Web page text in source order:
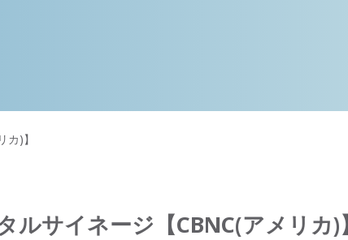
)】
ルサイネージ【CBNC(アメリカ)】